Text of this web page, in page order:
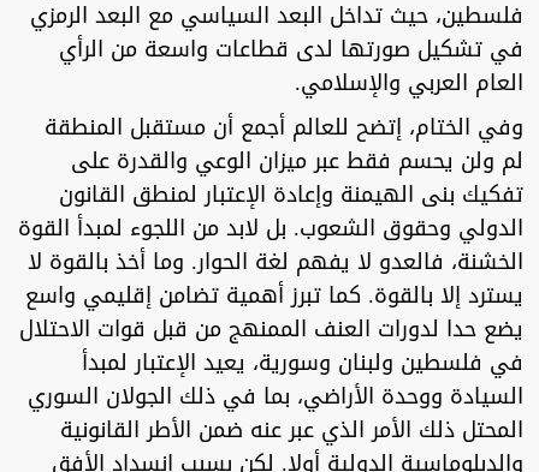
فلسطين، حيث تداخل البعد السياسي مع البعد الرمزي
في تشكيل صورتها لدى قطاعات واسعة من الرأي
العام العربي والإسلامي.
وفي الختام، إتضح للعالم أجمع أن مستقبل المنطقة
لم ولن يحسم فقط عبر ميزان الوعي والقدرة على
تفكيك بنى الهيمنة وإعادة الإعتبار لمنطق القانون
الدولي وحقوق الشعوب. بل لابد من اللجوء لمبدأ القوة
الخشنة، فالعدو لا يفهم لغة الحوار. وما أخذ بالقوة لا
يسترد إلا بالقوة. كما تبرز أهمية تضامن إقليمي واسع
يضع حدا لدورات العنف الممنهج من قبل قوات الاحتلال
في فلسطين ولبنان وسورية، يعيد الإعتبار لمبدأ
السيادة ووحدة الأراضي، بما في ذلك الجولان السوري
المحتل ذلك الأمر الذي عبر عنه ضمن الأطر القانونية
والدبلوماسية الدولية أولا. لكن بسبب انسداد الأفق